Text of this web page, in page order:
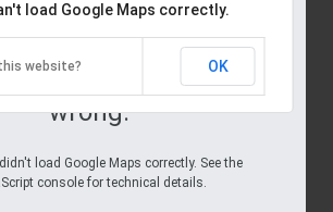
Something went
wrong.
load Google Maps correctly. See the
console for technical details.
load Google Maps correctly.
website? OK